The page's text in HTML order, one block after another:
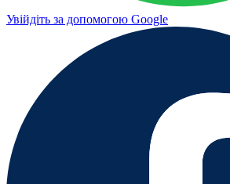
Увійдіть за допомогою Google